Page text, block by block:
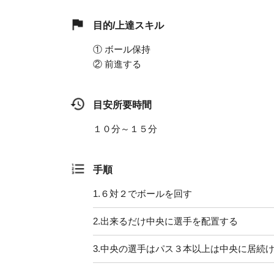
目的/上達スキル
① ボール保持
② 前進する
目安所要時間
１０分～１５分
手順
1. ６対２でボールを回す
2.出来るだけ中央に選手を配置する
3.中央の選手はパス３本以上は中央に居続